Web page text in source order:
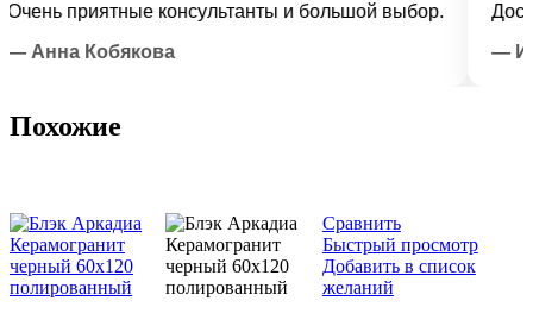
приятные консультанты и большой выбор.
Кобякова
— Илья
Похожие
Сравнить
Быстрый просмотр
Добавить в список
желаний